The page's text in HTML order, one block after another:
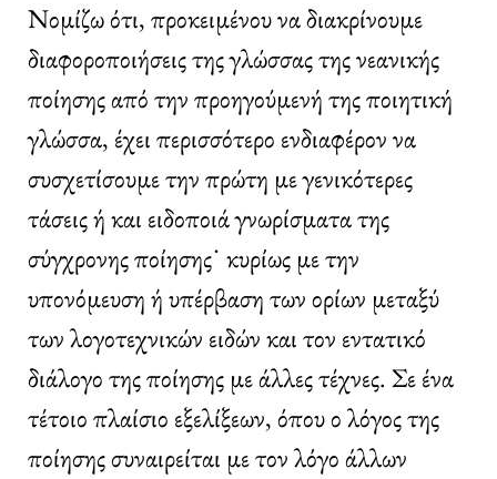
Νομίζω ότι, προκειμένου να διακρίνουμε
διαφοροποιήσεις της γλώσσας της νεανικής
ποίησης από την προηγούμενή της ποιητική
γλώσσα, έχει περισσότερο ενδιαφέρον να
συσχετίσουμε την πρώτη με γενικότερες
τάσεις ή και ειδοποιά γνωρίσματα της
σύγχρονης ποίησης˙ κυρίως με την
υπονόμευση ή υπέρβαση των ορίων μεταξύ
των λογοτεχνικών ειδών και τον εντατικό
διάλογο της ποίησης με άλλες τέχνες. Σε ένα
τέτοιο πλαίσιο εξελίξεων, όπου ο λόγος της
ποίησης συναιρείται με τον λόγο άλλων